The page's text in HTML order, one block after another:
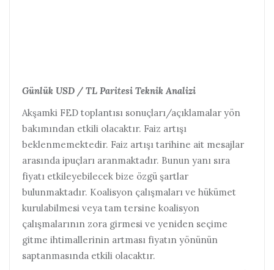
Günlük USD / TL Paritesi Teknik Analizi
Akşamki FED toplantısı sonuçları/açıklamalar yön
bakımından etkili olacaktır. Faiz artışı
beklenmemektedir. Faiz artışı tarihine ait mesajlar
arasında ipuçları aranmaktadır. Bunun yanı sıra
fiyatı etkileyebilecek bize özgü şartlar
bulunmaktadır. Koalisyon çalışmaları ve hükümet
kurulabilmesi veya tam tersine koalisyon
çalışmalarının zora girmesi ve yeniden seçime
gitme ihtimallerinin artması fiyatın yönünün
saptanmasında etkili olacaktır.